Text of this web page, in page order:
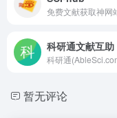
免费文献获取神
科研通文献互助
暂无评论